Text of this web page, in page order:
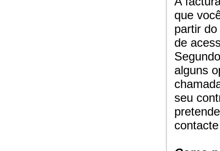
que
partir
de
alguns
seu